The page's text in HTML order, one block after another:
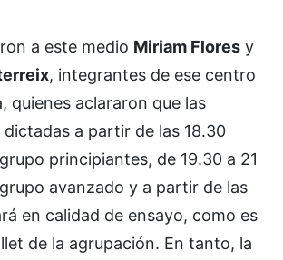
a este medio Miriam Flores y
, integrantes de ese centro
quienes aclararon que las
dictadas a partir de las 18.30
principiantes, de 19.30 a 21
avanzado y a partir de las
en calidad de ensayo, como es
de la agrupación. En tanto, la